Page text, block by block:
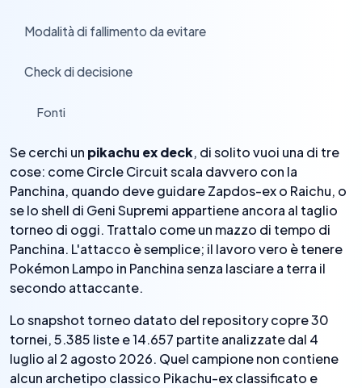
Modalità di fallimento da evitare
Check di decisione
Fonti
Se cerchi un pikachu ex deck, di solito vuoi una di tre
cose: come Circle Circuit scala davvero con la
Panchina, quando deve guidare Zapdos-ex o Raichu, o
se lo shell di Geni Supremi appartiene ancora al taglio
torneo di oggi. Trattalo come un mazzo di tempo di
Panchina. L'attacco è semplice; il lavoro vero è tenere
Pokémon Lampo in Panchina senza lasciare a terra il
secondo attaccante.
Lo snapshot torneo datato del repository copre 30
tornei, 5.385 liste e 14.657 partite analizzate dal 4
luglio al 2 agosto 2026. Quel campione non contiene
alcun archetipo classico Pikachu-ex classificato e